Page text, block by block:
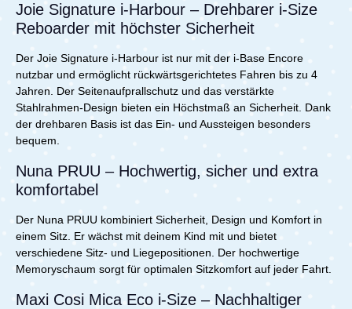
Joie Signature i-Harbour – Drehbarer i-Size
Reboarder mit höchster Sicherheit
Der Joie Signature i-Harbour ist nur mit der i-Base Encore
nutzbar und ermöglicht rückwärtsgerichtetes Fahren bis zu 4
Jahren. Der Seitenaufprallschutz und das verstärkte
Stahlrahmen-Design bieten ein Höchstmaß an Sicherheit. Dank
der drehbaren Basis ist das Ein- und Aussteigen besonders
bequem.
Nuna PRUU – Hochwertig, sicher und extra
komfortabel
Der Nuna PRUU kombiniert Sicherheit, Design und Komfort in
einem Sitz. Er wächst mit deinem Kind mit und bietet
verschiedene Sitz- und Liegepositionen. Der hochwertige
Memoryschaum sorgt für optimalen Sitzkomfort auf jeder Fahrt.
Maxi Cosi Mica Eco i-Size – Nachhaltiger